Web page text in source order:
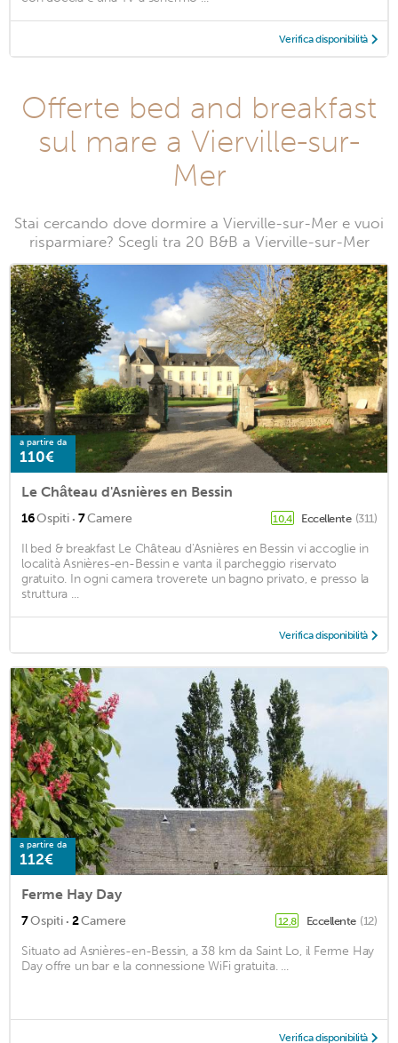
Verifica disponibilità
Offerte bed and breakfast
sul mare a Vierville-sur-
Mer
Stai cercando dove dormire a Vierville-sur-Mer e vuoi
risparmiare? Scegli tra 20 B&B a Vierville-sur-Mer
a partire da
110€
Le Château d'Asnières en Bessin
16Ospiti · 7Camere 10,4 Eccellente (311)
Il bed & breakfast Le Château d'Asnières en Bessin vi accoglie in
località Asnières-en-Bessin e vanta il parcheggio riservato
gratuito. In ogni camera troverete un bagno privato, e presso la
struttura ...
Verifica disponibilità
a partire da
112€
Ferme Hay Day
7Ospiti · 2Camere 12,8 Eccellente (12)
Situato ad Asnières-en-Bessin, a 38 km da Saint Lo, il Ferme Hay
Day offre un bar e la connessione WiFi gratuita. ...
Verifica disponibilità